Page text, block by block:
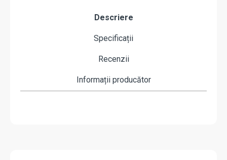
Descriere
Specificații
Recenzii
Informații producător